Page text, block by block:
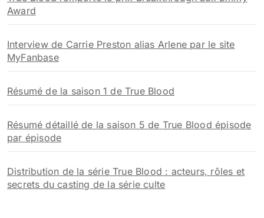
Award
Interview de Carrie Preston alias Arlene par le site
MyFanbase
Résumé de la saison 1 de True Blood
Résumé détaillé de la saison 5 de True Blood épisode
par épisode
Distribution de la série True Blood : acteurs, rôles et
secrets du casting de la série culte